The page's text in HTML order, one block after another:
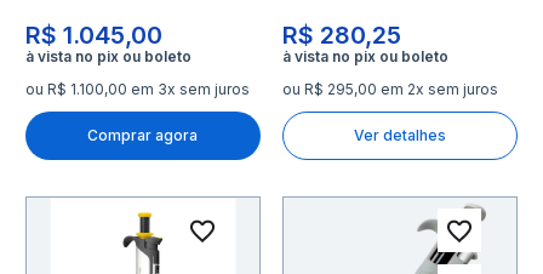
R$ 1.045,00
ou R$ 1.100,00 em 3x sem juros
Comprar agora
R$ 280,25
ou R$ 295,00 em 2x sem juros
Ver detalhes
Adicionar à lista de